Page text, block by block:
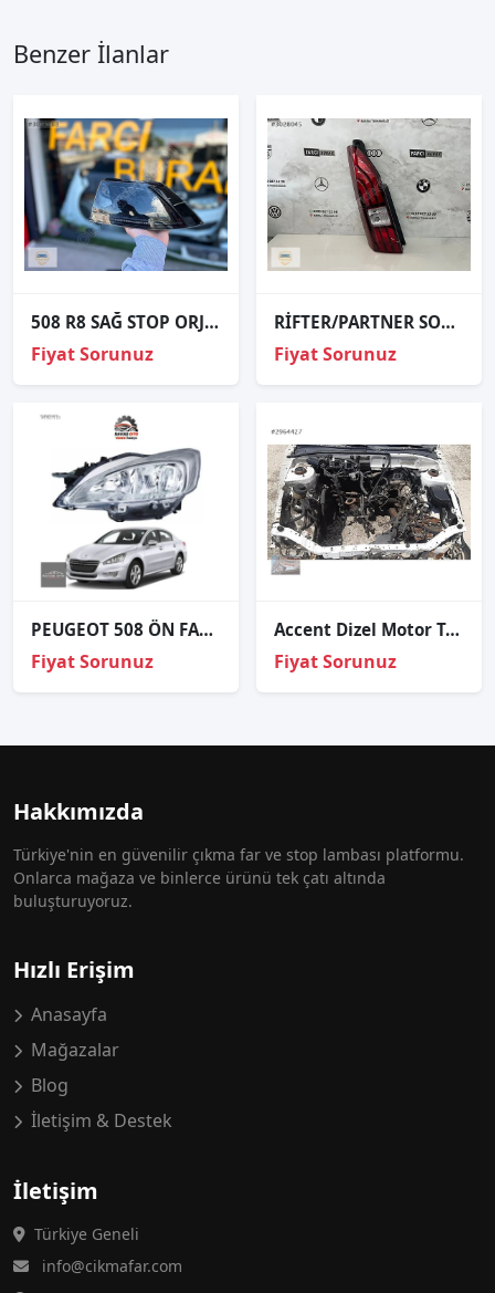
Benzer İlanlar
508 R8 SAĞ STOP ORJİNAL
Fiyat Sorunuz
RİFTER/PARTNER SOL STOP SIFIR 19-22
Fiyat Sorunuz
PEUGEOT 508 ÖN FAR SAĞ SOL 2011 2012 2013
Fiyat Sorunuz
Accent Dizel Motor Tesisatı 2000 2001 2002 2003 2004 2005 2006
Fiyat Sorunuz
Hakkımızda
Türkiye'nin en güvenilir çıkma far ve stop lambası platformu.
Onlarca mağaza ve binlerce ürünü tek çatı altında
buluşturuyoruz.
Hızlı Erişim
Anasayfa
Mağazalar
Blog
İletişim & Destek
İletişim
Türkiye Geneli
info@cikmafar.com